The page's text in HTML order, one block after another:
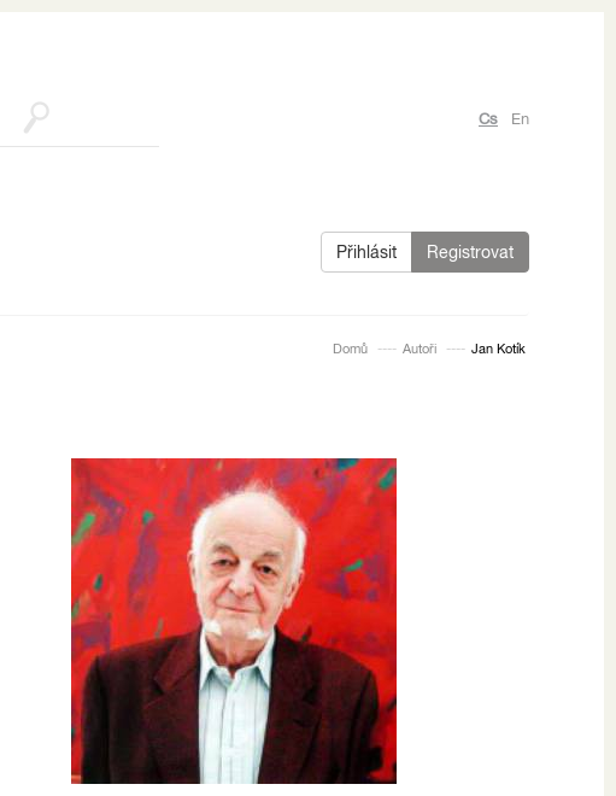
Cs En
Přihlásit Registrovat
Domů Autoři Jan Kotík